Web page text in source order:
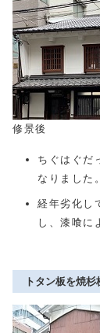
修景後
ちぐはぐだ
なりました。
経年劣化し
し、漆喰に
トタン板を焼杉